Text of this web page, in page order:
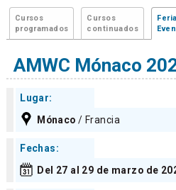
Cursos
programados
Cursos
continuados
AMWC Mónaco
Lugar:
Mónaco / Francia
Fechas:
Del 27 al 29 de marzo de